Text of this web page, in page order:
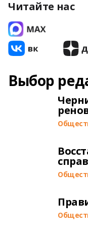
Читайте нас
Выбор